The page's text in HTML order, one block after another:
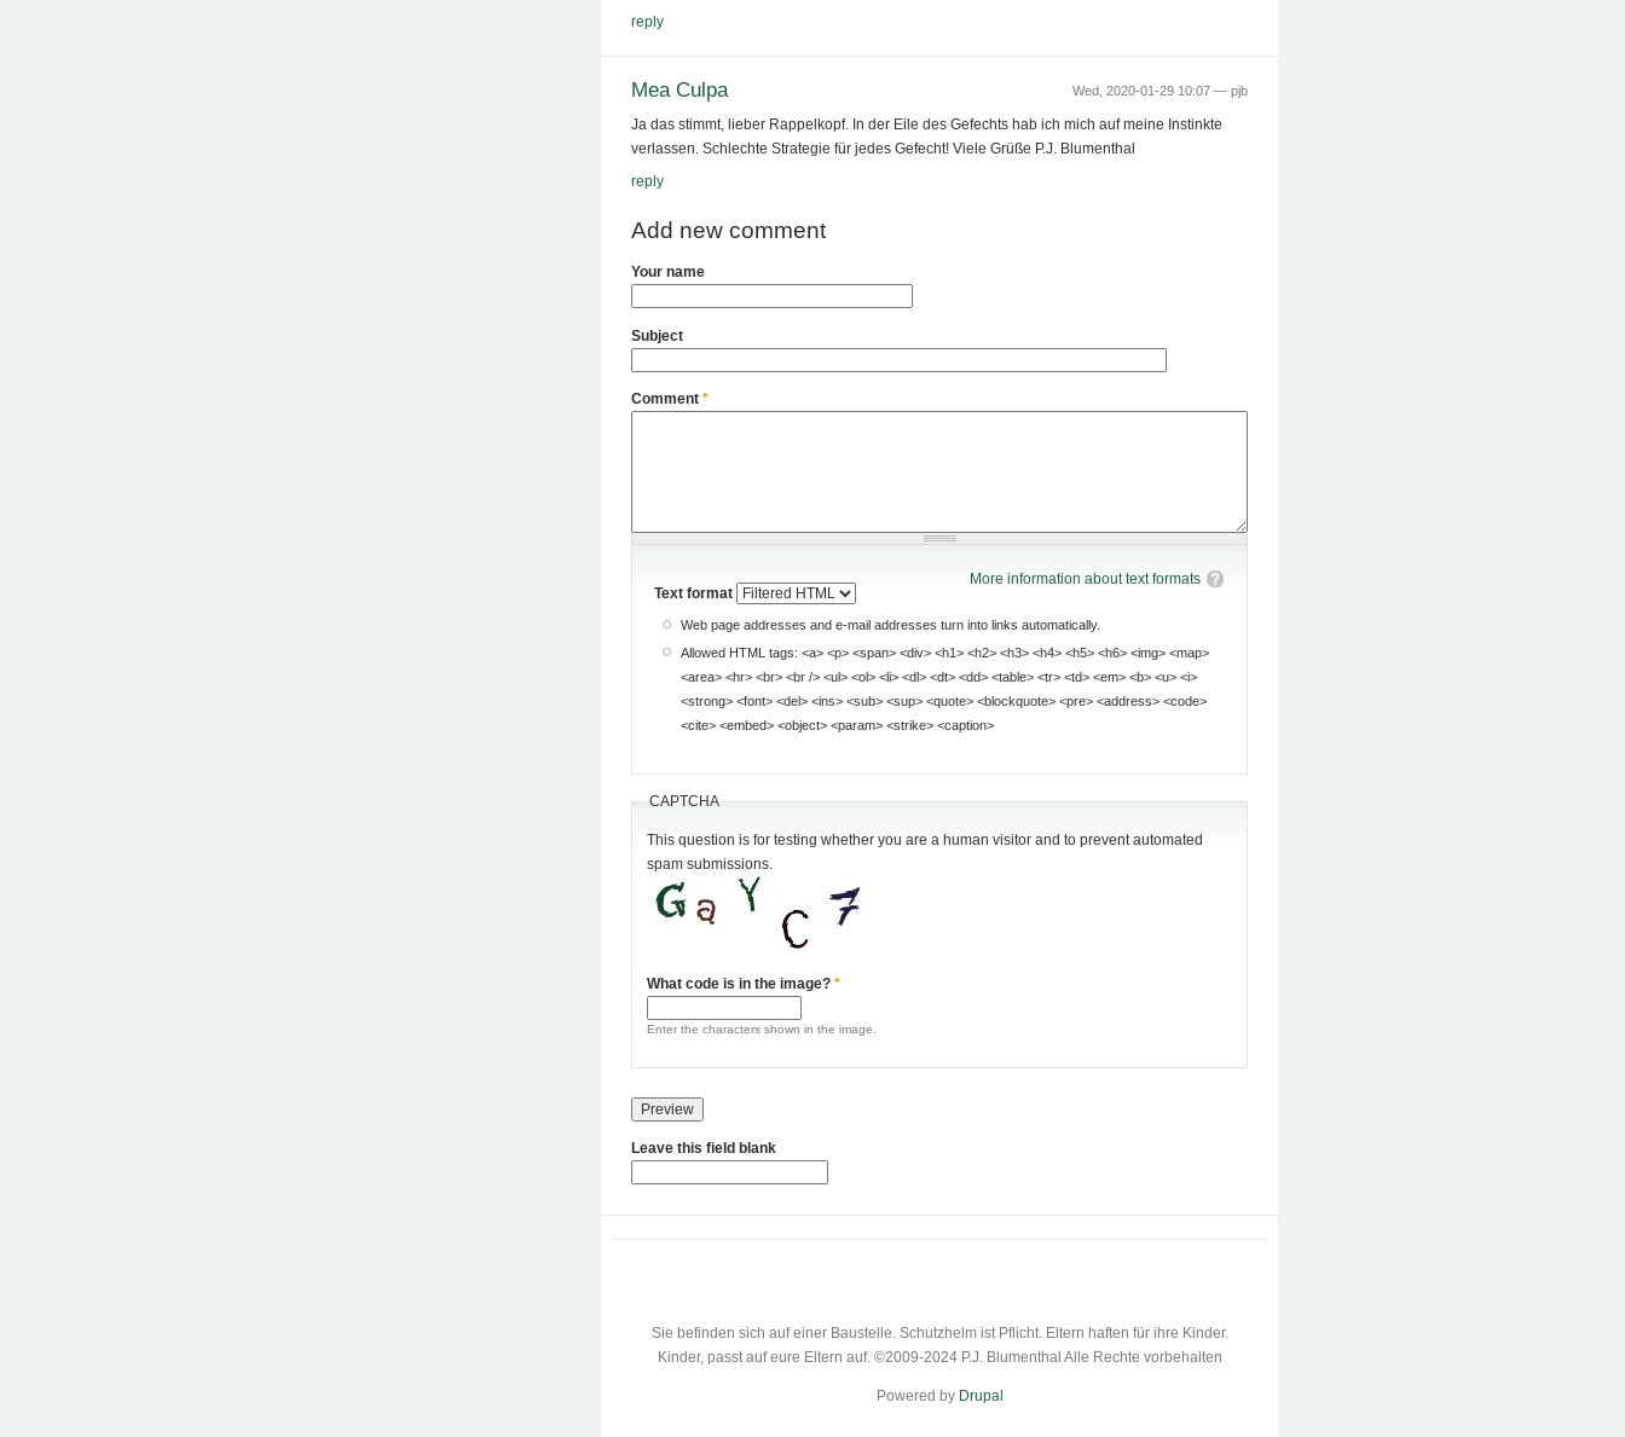
reply
Wed, 2020-01-29 10:07 — pjb
Mea Culpa
Ja das stimmt, lieber Rappelkopf. In der Eile des Gefechts hab ich mich auf meine Instinkte
verlassen. Schlechte Strategie für jedes Gefecht! Viele Grüße P.J. Blumenthal
reply
Add new comment
Your name
Subject
Comment *
More information about text formats
Text format
Web page addresses and e-mail addresses turn into links automatically.
Allowed HTML tags: <a> <p> <span> <div> <h1> <h2> <h3> <h4> <h5> <h6> <img> <map>
<area> <hr> <br> <br /> <ul> <ol> <li> <dl> <dt> <dd> <table> <tr> <td> <em> <b> <u> <i>
<strong> <font> <del> <ins> <sub> <sup> <quote> <blockquote> <pre> <address> <code>
<cite> <embed> <object> <param> <strike> <caption>
CAPTCHA
This question is for testing whether you are a human visitor and to prevent automated
spam submissions.
What code is in the image?*
Enter the characters shown in the image.
Leave this field blank
Sie befinden sich auf einer Baustelle. Schutzhelm ist Pflicht. Eltern haften für ihre Kinder.
Kinder, passt auf eure Eltern auf. ©2009-2024 P.J. Blumenthal Alle Rechte vorbehalten
Powered by Drupal